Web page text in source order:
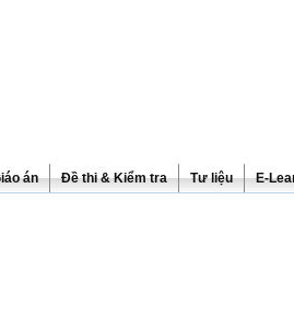
án Đề thi & Kiểm tra Tư liệu E-